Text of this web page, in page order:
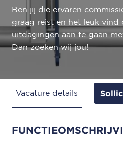
Ben jij die ervaren
graag reist en het leuk vind
uitdagingen aan te gaan
Dan zoeken wij jou!
Vacature details